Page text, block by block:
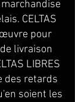
CELTAS
pour
livraison
LIBRES
des retards
soient les